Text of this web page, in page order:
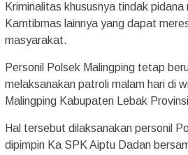
Kriminalitas khususnya tindak pidana
Kamtibmas lainnya yang dapat
masyarakat.
Personil Polsek Malingping tetap
melaksanakan patroli malam hari di
Malingping Kabupaten Lebak
Hal tersebut dilaksanakan personil
dipimpin Ka SPK Aiptu Dadan